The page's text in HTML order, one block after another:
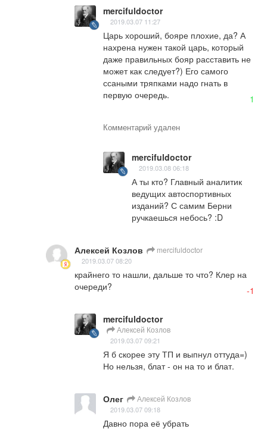
mercifuldoctor
2019.03.07 11:27
Царь хороший, бояре плохие, да? А
нахрена нужен такой царь, который
даже правильных бояр расставить не
может как следует?) Его самого
ссаными тряпками надо гнать в
первую очередь.
1
Комментарий удален
mercifuldoctor
2019.03.08 06:18
А ты кто? Главный аналитик
ведущих автоспортивных
изданий? С самим Берни
ручкаешься небось? :D
Алексей Козлов mercifuldoctor
2019.03.07 08:20
крайнего то нашли, дальше то что? Клер на
очереди?
-1
mercifuldoctor
Алексей Козлов
2019.03.07 09:21
Я б скорее эту ТП и выпнул оттуда=)
Но нельзя, блат - он на то и блат.
Олег Алексей Козлов
2019.03.07 09:18
Давно пора её убрать